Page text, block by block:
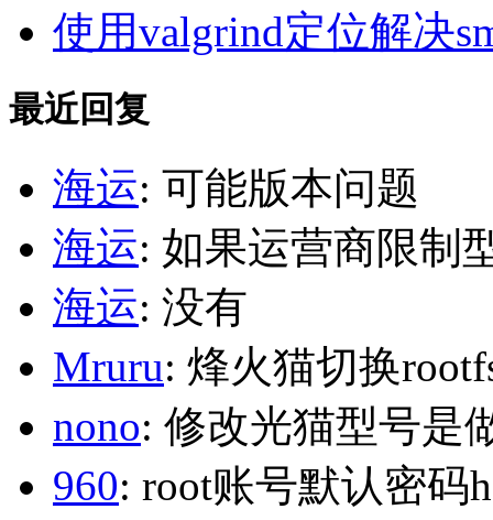
使用valgrind定位解决
最近回复
海运: 可能版本问题
海运: 如果运营商限制
海运: 没有
Mruru: 烽火猫切换
nono: 修改光猫型号是
960: root账号默认密码